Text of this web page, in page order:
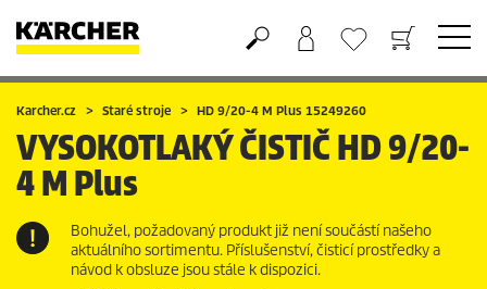
Nákupní košík
Seznam oblíbených produktů
Karcher.cz Staré stroje HD 9/20-4 M Plus 15249260
VYSOKOTLAKÝ ČISTIČ HD 9/20-
4 M Plus
Bohužel, požadovaný produkt již není součástí našeho
aktuálního sortimentu. Příslušenství, čisticí prostředky a
návod k obsluze jsou stále k dispozici.